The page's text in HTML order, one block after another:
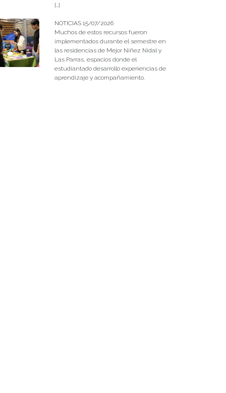
[…]
NOTICIAS 15/07/2026
Muchos de estos recursos fueron
implementados durante el semestre en
las residencias de Mejor Niñez Nidal y
Las Parras, espacios donde el
estudiantado desarrolló experiencias de
aprendizaje y acompañamiento.